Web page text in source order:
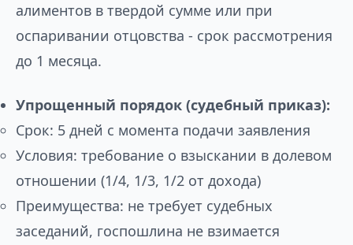
алиментов в твердой сумме или при
оспаривании отцовства - срок рассмотрения
до 1 месяца.
Упрощенный порядок (судебный приказ):
Срок: 5 дней с момента подачи заявления
Условия: требование о взыскании в долевом
отношении (1/4, 1/3, 1/2 от дохода)
Преимущества: не требует судебных
заседаний, госпошлина не взимается